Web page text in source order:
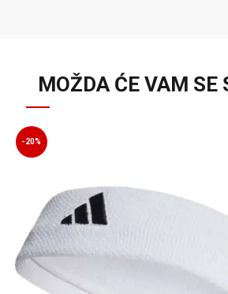
MOŽDA ĆE VAM SE
-20%